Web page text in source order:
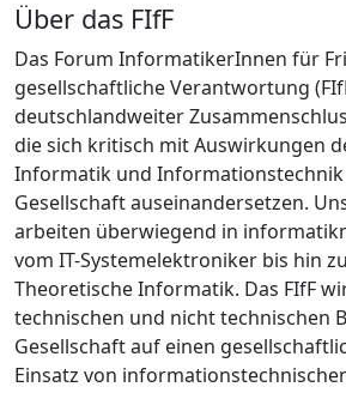
Über das FIfF
Das Forum InformatikerInnen für
gesellschaftliche Verantwortung
deutschlandweiter
die sich kritisch mit Auswirkungen
Informatik und
Gesellschaft auseinandersetzen.
arbeiten überwiegend in
vom IT-Systemelektroniker bis hin
Theoretische Informatik. Das FIfF
technischen und nicht technischen
Gesellschaft auf einen
Einsatz von